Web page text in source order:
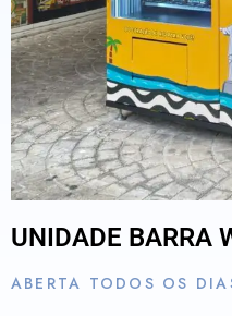
UNIDADE BARRA
ABERTA TODOS OS